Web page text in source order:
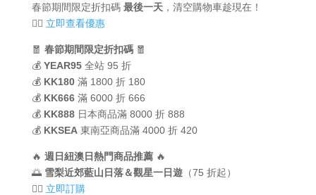
春節期間限定折扣碼 最後一天，清空購物車趁現在！
👉🏻 立即查看優惠
🧧 春節期間限定折扣碼🧧
💰 YEAR95全站 95 折
💰 KK180滿 1800 折 180
💰 KK666滿 6000 折 666
💰 KK888日本商品滿 8000 折 888
💰 KKSEA東南亞商品滿 4000 折 420
🔥 週日紐澳日熱門商品推薦🔥
🌅 雪梨近郊藍山日落＆觀星一日遊（75 折起）
👉🏻 立即訂購